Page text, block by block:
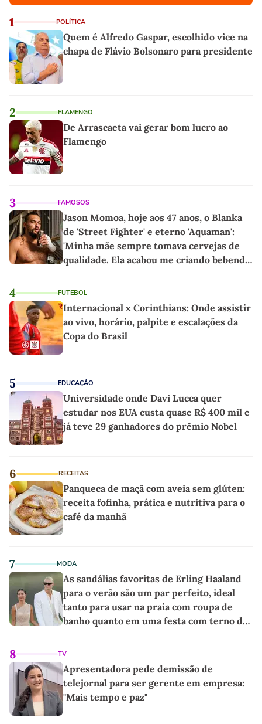
1 POLÍTICA
Quem é Alfredo Gaspar, escolhido vice na
chapa de Flávio Bolsonaro para presidente
2 FLAMENGO
De Arrascaeta vai gerar bom lucro ao
Flamengo
3 FAMOSOS
Jason Momoa, hoje aos 47 anos, o Blanka
de 'Street Fighter' e eterno 'Aquaman':
'Minha mãe sempre tomava cervejas de
qualidade. Ela acabou me criando bebendo
4 FUTEBOL
Internacional x Corinthians: Onde assistir
ao vivo, horário, palpite e escalações da
Copa do Brasil
5 EDUCAÇÃO
Universidade onde Davi Lucca quer
estudar nos EUA custa quase R$ 400 mil e
já teve 29 ganhadores do prêmio Nobel
6 RECEITAS
Panqueca de maçã com aveia sem glúten:
receita fofinha, prática e nutritiva para o
café da manhã
7 MODA
As sandálias favoritas de Erling Haaland
para o verão são um par perfeito, ideal
tanto para usar na praia com roupa de
banho quanto em uma festa com terno de
8 TV
Apresentadora pede demissão de
telejornal para ser gerente em empresa:
"Mais tempo e paz"